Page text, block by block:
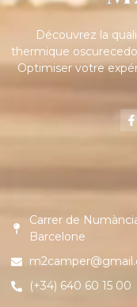
Découvrez la
thermique
Optimiser votre
Carrer de
Barcelone
(+34) 640 60 15 00